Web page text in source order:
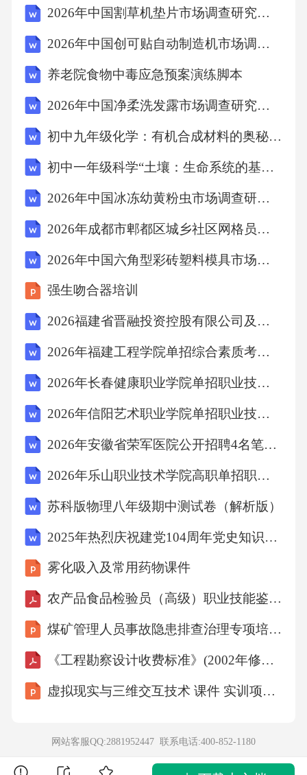
探测器。D项错误，北斗号是我国自主研发的卫
地区，其省会是()。A、北京B、天津C、石家庄
D、济南答案：C解析：河北省位于中国华北地
区，省会是石家庄。A项错误，北京是中国的首
都，属于直辖市。B项错误，天津是中国的直辖
会。故选C。9．根据《中华人民共和国民法
典》的规定，合同是民事主体之间设立、变
更、终止民事法律关系的协议。合同成立后，
双方当事人应当遵循的原则是()。A、平等原则
B、诚信原则C、自愿原则D、公平原则答案：B
解析：《中华人民共和国民法典》第四条明确
规定，民事主体在民事活动中的法律地位一律
平等。第五条明确规定，民事主体从事民事活
诺。第六条明确规定，民事主体从事民事活
动，应当遵循公平原则，合理确定各方的权利
和义务。第八条明确规定，民事主体从事民事
活动，应当遵循自愿原则，按照自己的意愿设
立、变更、终止民事法律关系。故选B。10．
“落霞与孤鹜齐飞，秋水共长天一色”这句诗出自
哪位唐代诗人的作品？()A、王维B、孟浩然C、
王勃D、李白答案：C解析：该诗句出自唐代诗
一，其《滕王阁序》以描绘滕王阁的壮丽景色
和抒发个人情怀而著称，是唐代散文的代表作
之一。A项错误，王维是唐朝著名诗人，被誉为
“诗佛”，代表作有《山居秋暝》《相思》等。B
2026年中国割草机垫片市场调查研究报告
2026年中国创可贴自动制造机市场调查研究报告
养老院食物中毒应急预案演练脚本
2026年中国净柔洗发露市场调查研究报告
初中九年级化学：有机合成材料的奥秘、应用与可持续未来-基于核心素养的跨学科项目式学习导学案
初中一年级科学“土壤：生命系统的基石”教学设计
2026年中国冰冻幼黄粉虫市场调查研究报告
2026年成都市郫都区城乡社区网格员考试试卷（含答案）
2026年中国六角型彩砖塑料模具市场调查研究报告
强生吻合器培训
2026福建省晋融投资控股有限公司及权属子公司招聘工作人员6人考试备考题库及答案解析
2026年福建工程学院单招综合素质考试模拟试题含详细答案解析
2026年长春健康职业学院单招职业技能考试备考试题含详细答案解析
2026年信阳艺术职业学院单招职业技能考试备考试题含详细答案解析
2026年安徽省荣军医院公开招聘4名笔试参考题库及答案解析
2026年乐山职业技术学院高职单招职业适应性测试模拟试题及答案详细解析
苏科版物理八年级期中测试卷（解析版）
2025年热烈庆祝建党104周年党史知识竞赛题库及答案（共300题）
雾化吸入及常用药物课件
农产品食品检验员（高级）职业技能鉴定考试题及答案
煤矿管理人员事故隐患排查治理专项培训课件
《工程勘察设计收费标准》(2002年修订本)
虚拟现实与三维交互技术 课件 实训项目3 开发虚拟文旅虚拟交互项目的技术实操
网站客服QQ:2881952447 联系电话:400-852-1180